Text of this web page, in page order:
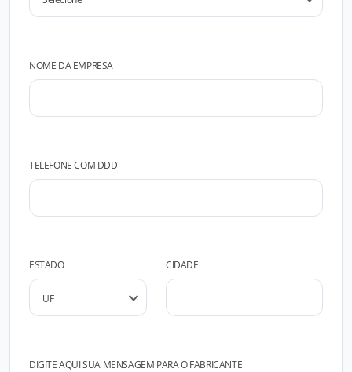
NOME DA EMPRESA
TELEFONE COM DDD
ESTADO CIDADE
DIGITE AQUI SUA MENSAGEM PARA O FABRICANTE